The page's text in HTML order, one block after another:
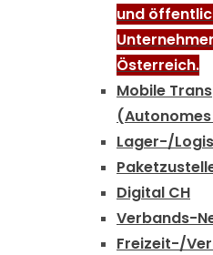
und
Österreich.
Mobile
Lager-/
Digital CH
Verbands-
Freizeit-/